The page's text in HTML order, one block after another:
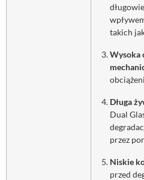
takich
Wysoka
Długa
Dual
przez
Niskie
przed